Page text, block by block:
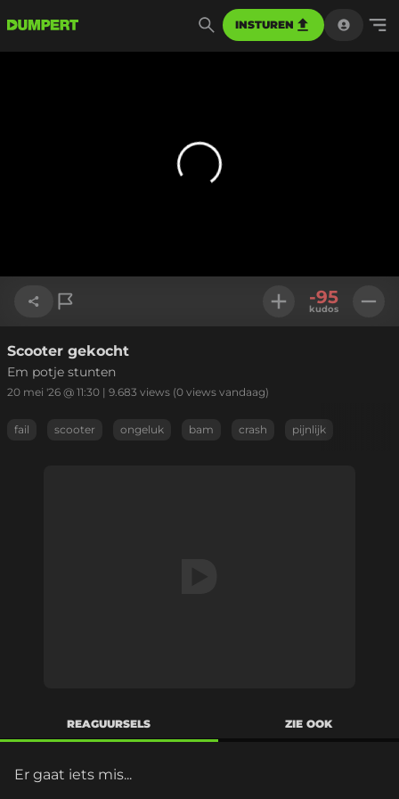
INSTUREN
Link kopiëren
-95
kudos
Scooter gekocht
Em potje stunten
20 mei '26 @ 11:30 | 9.683 views (0 views vandaag)
fail scooter ongeluk bam crash pijnlijk
REAGUURSELS ZIE OOK
Er gaat iets mis...